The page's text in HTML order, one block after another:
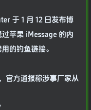
于 1 月 12 日发布博
苹果 iMessage 的内
的钓鱼链接。
官方通报称涉事厂家从